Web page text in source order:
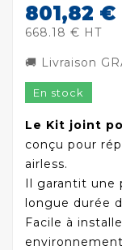
801,82 €
668.18 € HT
🚚 Livraison
En stock
Le Kit joint
conçu pour
airless.
Il garantit une
longue durée
Facile à